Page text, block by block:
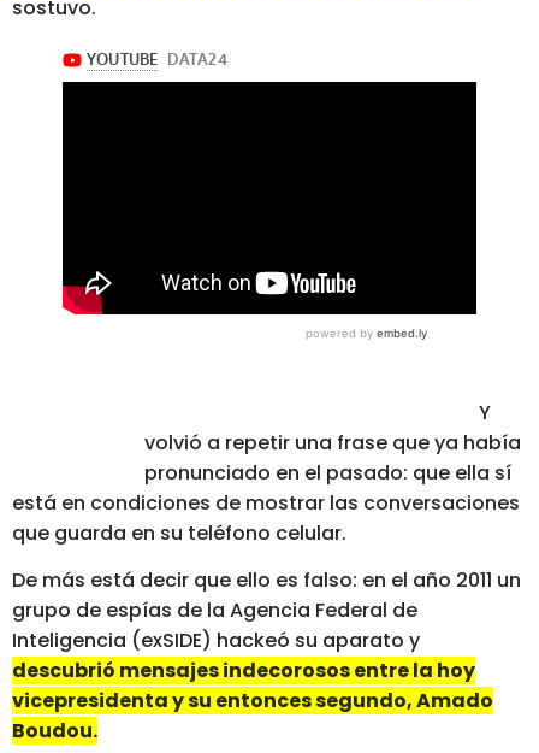
sostuvo.
Y
volvió a repetir una frase que ya había
pronunciado en el pasado: que ella sí
está en condiciones de mostrar las conversaciones
que guarda en su teléfono celular.
De más está decir que ello es falso: en el año 2011 un
grupo de espías de la Agencia Federal de
Inteligencia (exSIDE) hackeó su aparato y
descubrió mensajes indecorosos entre la hoy
vicepresidenta y su entonces segundo, Amado
Boudou.